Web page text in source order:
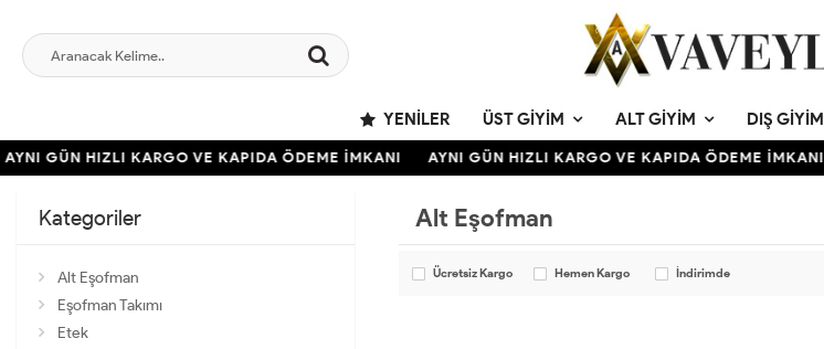
YENILER ÜST GIYIM ALT GIYIM DIŞ GIYIM
AYNI GÜN HIZLI KARGO VE KAPIDA ÖDEME İMKANI AYNI GÜN HIZLI KARGO VE KAPIDA ÖDEME İMKANI
Kategoriler
Alt Eşofman
Eşofman Takımı
Etek
Alt Eşofman
Ücretsiz Kargo Hemen Kargo İndirimde